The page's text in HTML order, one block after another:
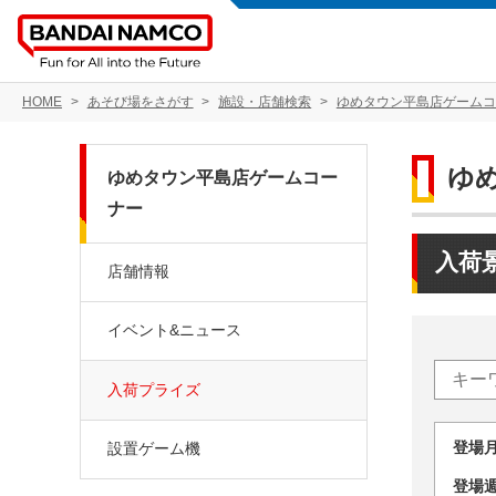
HOME あそび場をさがす 施設・店舗検索 ゆめタウン平島店ゲーム
ゆ
入荷
登
登
ゆめタウン平島店ゲームコー
ナー
店舗情報
イベント&ニュース
入荷プライズ
設置ゲーム機